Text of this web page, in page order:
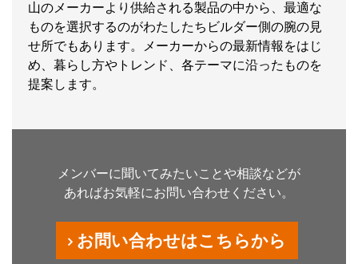
山のメーカーより供給される製品の中から、最適な
ものを選択するのがわたしたちビルダー側の腕の見
せ所でもあります。メーカーからの最新情報をはじ
め、暮らし方やトレンド、各テーマに沿ったものを
提案します。
メンバーに聞いてみたいことや相談などが
あればお気軽にお問い合わせください。
お問い合わせはこちらから